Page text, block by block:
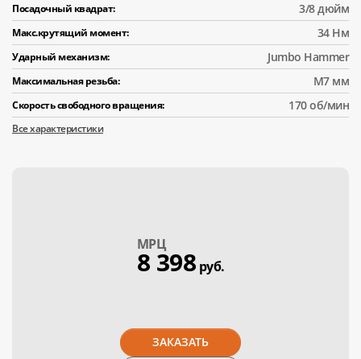
Посадочный квадрат: 3/8 дюйм
Макс.крутящий момент: 34 Нм
Ударный механизм: Jumbo Hammer
Максимальная резьба: M7 мм
Скорость свободного вращения: 170 об/мин
Все характеристики
МPЦ
8 398 руб.
ЗАКАЗАТЬ